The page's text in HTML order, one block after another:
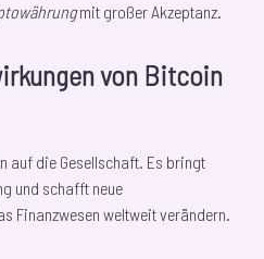
mit großer Akzeptanz.
von Bitcoin
auf die Gesellschaft. Es bringt
und schafft neue
Finanzwesen weltweit verändern.